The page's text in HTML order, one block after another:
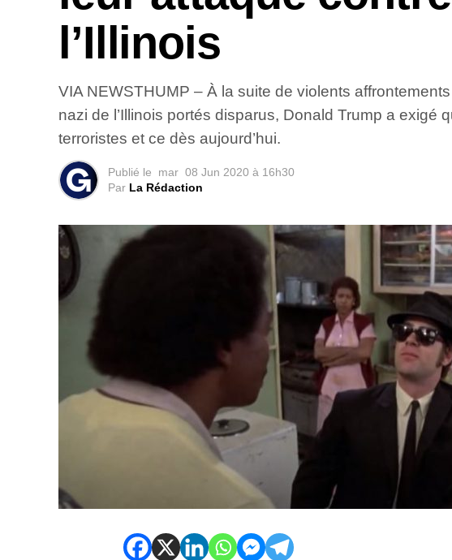
l’Illinois
VIA NEWSTHUMP – À la suite de violents
nazi de l’Illinois portés disparus, Donald Trump a exigé
terroristes et ce dès aujourd’hui.
Publié le mar 08 Jun 2020 à 16h30
Par La Rédaction